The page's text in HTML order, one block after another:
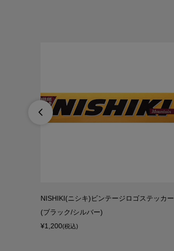

NISHIKI(ニシキ)ビンテージロゴステッカー
(ブラック/シルバー)
¥1,200(税込)